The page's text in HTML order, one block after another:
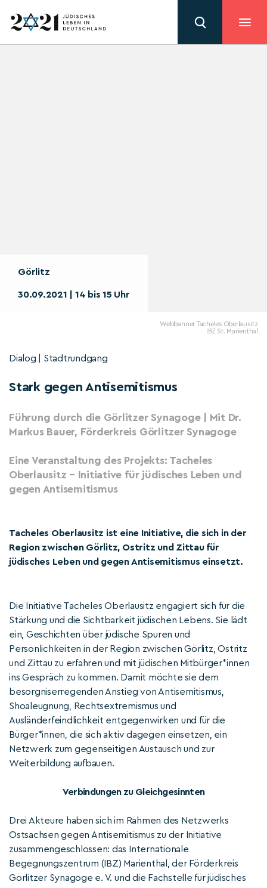
Görlitz
30.09.2021 | 14 bis 15 Uhr
Webbanner Tacheles Oberlausitz
IBZ St. Marienthal
Dialog | Stadtrundgang
Stark gegen Antisemitismus
Führung durch die Görlitzer Synagoge | Mit Dr.
Markus Bauer, Förderkreis Görlitzer Synagoge
Eine Veranstaltung des Projekts: Tacheles
Oberlausitz – Initiative für jüdisches Leben und
gegen Antisemitismus
Tacheles Oberlausitz ist eine Initiative, die sich in der
Region zwischen Görlitz, Ostritz und Zittau für
jüdisches Leben und gegen Antisemitismus einsetzt.
Die Initiative Tacheles Oberlausitz engagiert sich für die
Stärkung und die Sichtbarkeit jüdischen Lebens. Sie lädt
ein, Geschichten über jüdische Spuren und
Persönlichkeiten in der Region zwischen Görlitz, Ostritz
und Zittau zu erfahren und mit jüdischen Mitbürger*innen
ins Gespräch zu kommen. Damit möchte sie dem
besorgniserregenden Anstieg von Antisemitismus,
Shoaleugnung, Rechtsextremismus und
Ausländerfeindlichkeit entgegenwirken und für die
Bürger*innen, die sich aktiv dagegen einsetzen, ein
Netzwerk zum gegenseitigen Austausch und zur
Weiterbildung aufbauen.
Verbindungen zu Gleichgesinnten
Drei Akteure haben sich im Rahmen des Netzwerks
Ostsachsen gegen Antisemitismus zu der Initiative
zusammengeschlossen: das Internationale
Begegnungszentrum (IBZ) Marienthal, der Förderkreis
Görlitzer Synagoge e. V. und die Fachstelle für jüdisches